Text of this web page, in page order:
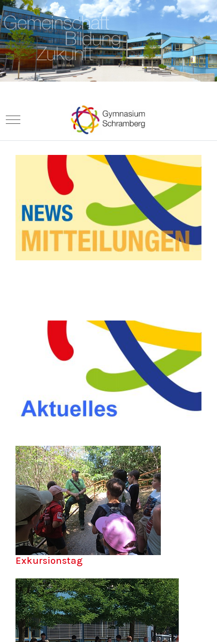
Mobile Menu Toggle
Exkursionstag